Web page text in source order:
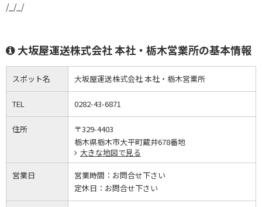
/_/_/
大坂屋運送株式会社 本社・栃木営業所の基本情報
スポット名 大坂屋運送株式会社 本社・栃木営業所
TEL 0282-43-6871
住所
〒329-4403
栃木県栃木市大平町蔵井678番地
大きな地図で見る
営業日 営業時間： お問合せ下さい
定休日： お問合せ下さい